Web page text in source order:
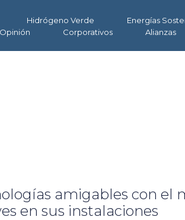
Hidrógeno Verde Energías
Opinión
Corporativos Alianzas
amigables con el
en sus instalaciones